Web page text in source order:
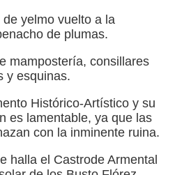
yelmo vuelto a la
de plumas.
mampostería, consillares
y esquinas.
Histórico-Artístico y su
es lamentable, ya que las
con la inminente ruina.
halla el Castrode Armental